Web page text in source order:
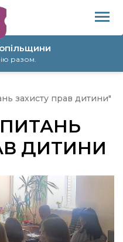
разом.
захисту прав дитини"
ПИТАНЬ
ДИТИНИ